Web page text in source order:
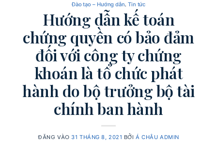
Đào tạo – Hướng dẫn, Tin tức
Hướng dẫn kế toán
chứng quyền có bảo đảm
đối với công ty chứng
khoán là tổ chức phát
hành do bộ trưởng bộ tài
chính ban hành
ĐĂNG VÀO 31 THÁNG 8, 2021 BỞIÁ CHÂU ADMIN